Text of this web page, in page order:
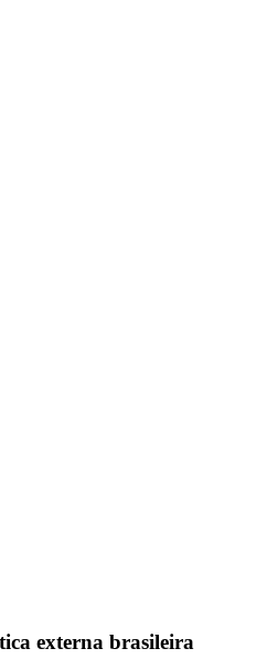
externa brasileira